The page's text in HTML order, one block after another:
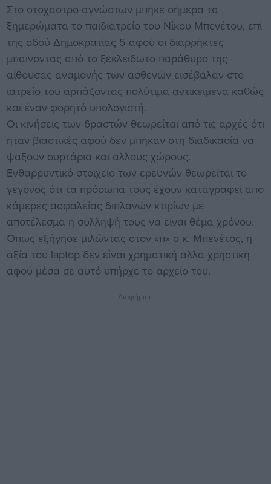
Στο στόχαστρο αγνώστων μπήκε σήμερα τα
ξημερώματα το παιδιατρείο του Νίκου Μπενέτου, επί
της οδού Δημοκρατίας 5 αφού οι διαρρήκτες
μπαίνοντας από το ξεκλείδωτο παράθυρο της
αίθουσας αναμονής των ασθενών εισέβαλαν στο
ιατρείο του αρπάζοντας πολύτιμα αντικείμενα καθώς
και έναν φορητό υπολογιστή.
Οι κινήσεις των δραστών θεωρείται από τις αρχές ότι
ήταν βιαστικές αφού δεν μπήκαν στη διαδικασία να
ψάξουν συρτάρια και άλλους χώρους.
Ενθαρρυντικό στοιχείο των ερευνών θεωρείται το
γεγονός ότι τα πρόσωπά τους έχουν καταγραφεί από
κάμερες ασφαλείας διπλανών κτιρίων με
αποτέλεσμα η σύλληψή τους να είναι θέμα χρόνου.
Όπως εξήγησε μιλώντας στον «π» ο κ. Μπενέτος, η
αξία του laptop δεν είναι χρηματική αλλά χρηστική
αφού μέσα σε αυτό υπήρχε το αρχείο του.
Διαφήμιση